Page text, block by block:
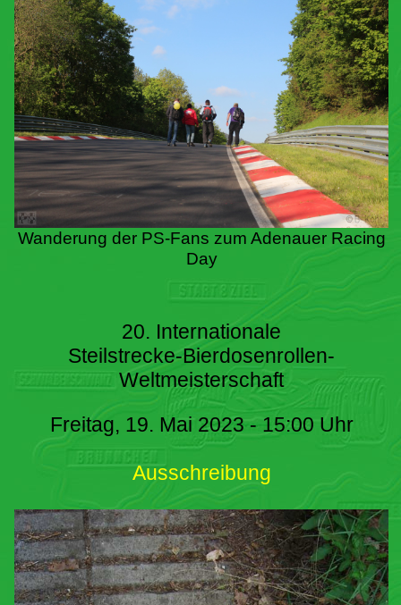
Wanderung der PS-Fans zum Adenauer Racing
Day
20. Internationale
Steilstrecke-Bierdosenrollen-
Weltmeisterschaft
Freitag, 19. Mai 2023 - 15:00 Uhr
Ausschreibung